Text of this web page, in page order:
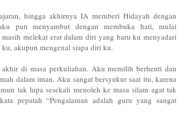
hingga akhirnya IA memberi Hidayah dengan
pun menyambut dengan membuka hati, mulai
melekat erat dalam diri yang baru ku menyadari
akupun mengenal siapa diri ku.
di masa perkuliahan. Aku memilih berhenti dan
dalam iman. Aku sangat bersyukur saat itu, karena
tak lupa sesekali menoleh ke masa silam agat tak
pepatah “Pengalaman adalah guru yang sangat